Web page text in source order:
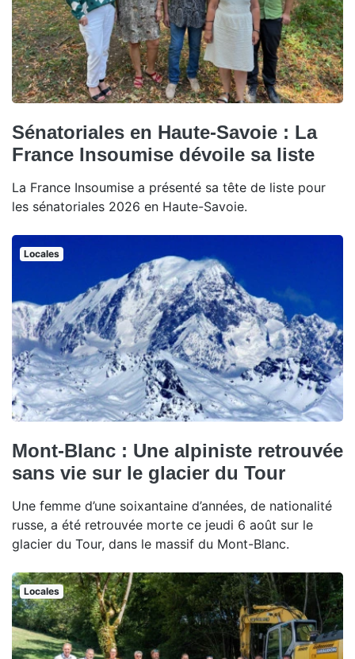
Sénatoriales en Haute-Savoie : La
France Insoumise dévoile sa liste
La France Insoumise a présenté sa tête de liste pour
les sénatoriales 2026 en Haute-Savoie.
Locales
Mont-Blanc : Une alpiniste retrouvée
sans vie sur le glacier du Tour
Une femme d’une soixantaine d’années, de nationalité
russe, a été retrouvée morte ce jeudi 6 août sur le
glacier du Tour, dans le massif du Mont-Blanc.
Locales